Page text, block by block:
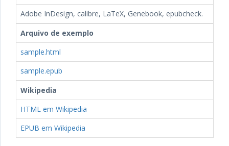
Adobe InDesign, calibre, LaTeX, Genebook, epubcheck.
Arquivo de exemplo
sample.html
sample.epub
Wikipedia
HTML em Wikipedia
EPUB em Wikipedia